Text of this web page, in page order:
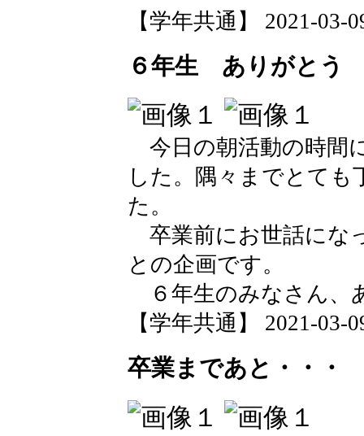
【学年共通】 2021-03-
６年生 ありがとう
今日の朝活動の時間
した。隅々までとて
た。
卒業前にお世話にな
との企画です。
６年生のみなさん、
【学年共通】 2021-03-
卒業まであと・・・